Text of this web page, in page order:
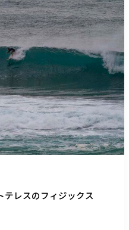
テレスのフィジックス